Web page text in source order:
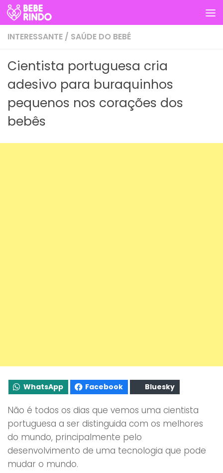
Skip to content
INTERESSANTE / SAÚDE DO BEBÉ
Cientista portuguesa cria
adesivo para buraquinhos
pequenos nos corações dos
bebês
WhatsApp Facebook Bluesky
Não é todos os dias que vemos uma cientista
portuguesa a ser distinguida com os melhores
do mundo, principalmente pelo
desenvolvimento de uma tecnologia que pode
mudar o mundo.